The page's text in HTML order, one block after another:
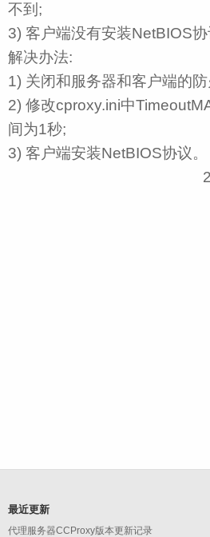
不到;
3) 客户端没有安装NetBIOS协
解决办法:
1) 关闭和服务器和客户端的
2) 修改cproxy.ini中
间为1秒;
3) 客户端安装NetBIOS协议。
最近更新
代理服务器CCProxy版本更新记录